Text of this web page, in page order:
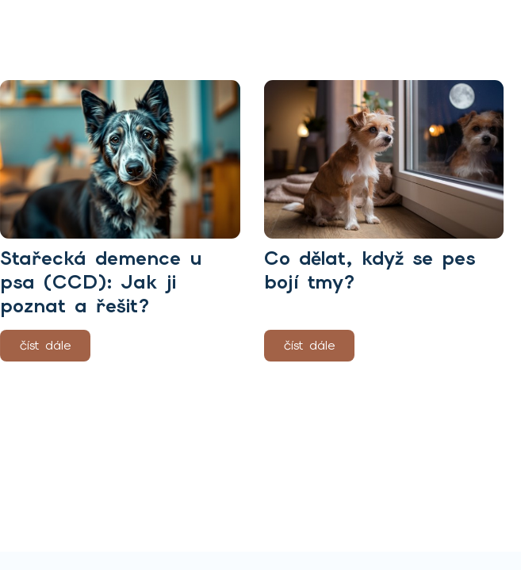
Stařecká demence u
psa (CCD): Jak ji
poznat a řešit?
číst dále
Co dělat, když se pes
bojí tmy?
číst dále